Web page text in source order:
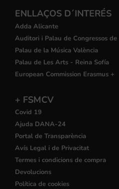
ENLLAÇOS D´INTERÉS
Adda Alicante
Auditori i Palau de Congressos
Palau de la Música València
Palau de Les Arts - Reina Sofía
European Commission Erasmus +
+ FSMCV
Covid 19
Ajuda DANA-24
Portal de Transparència
Avís Legal i de Privacitat
Termes i condicions de compra
Devolucions
Política de cookies